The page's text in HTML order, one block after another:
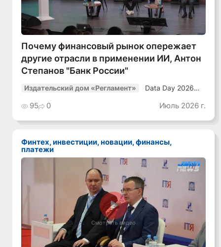
Почему финансовый рынок опережает
другие отрасли в применении ИИ, Антон
Степанов "Банк России"
Издательский дом «Регламент»
Data Day 2026
Как сохранять
уверенный курс
среде»
95 0 Июль 2026 г.
Финтех, инвестиции, новации, финансы,
платежи
Смотреть видео